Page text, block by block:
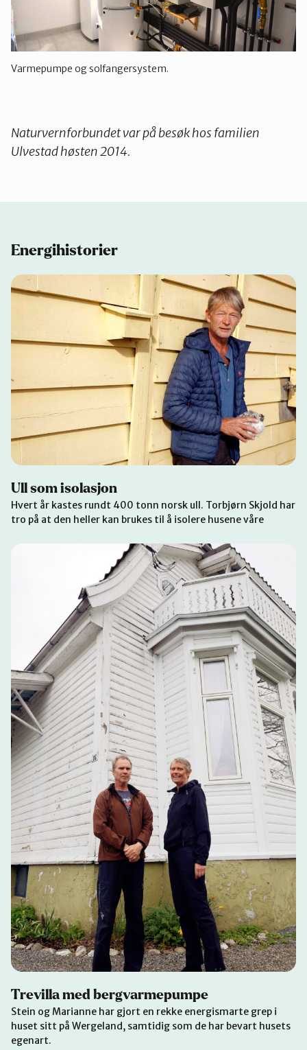
Varmepumpe og solfangersystem.
Naturvernforbundet var på besøk hos familien
Ulvestad høsten 2014.
Energihistorier
Ull som isolasjon
Hvert år kastes rundt 400 tonn norsk ull. Torbjørn Skjold har
tro på at den heller kan brukes til å isolere husene våre
Trevilla med bergvarmepumpe
Stein og Marianne har gjort en rekke energismarte grep i
huset sitt på Wergeland, samtidig som de har bevart husets
egenart.